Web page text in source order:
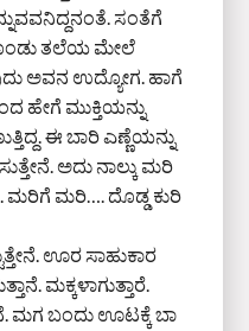
ಸಂತೆಗೆ
ತಲೆಯ ಮೇಲೆ
ಅವನ ಉದ್ಯೋಗ. ಹಾಗೆ
ಹೇಗೆ ಮುಕ್ತಿಯನ್ನು
ಈ ಬಾರಿ ಎಣ್ಣೆಯನ್ನು
ಅದು ನಾಲ್ಕು ಮರಿ
ಮರಿಗೆ ಮರಿ…. ದೊಡ್ಡ ಕುರಿ
ಊರ ಸಾಹುಕಾರ
ಮಕ್ಕಳಾಗುತ್ತಾರೆ.
ಮಗ ಬಂದು ಊಟಕ್ಕೆ ಬಾ